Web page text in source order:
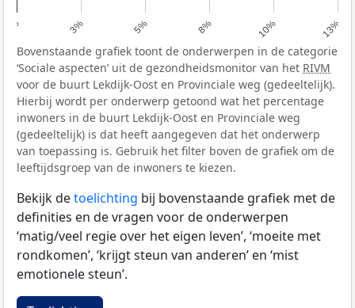
0% 3% 5% 8% 10% 13%
Bovenstaande grafiek toont de onderwerpen in de categorie
‘Sociale aspecten’ uit de gezondheidsmonitor van het RIVM
voor de buurt Lekdijk-Oost en Provinciale weg (gedeeltelijk).
Hierbij wordt per onderwerp getoond wat het percentage
inwoners in de buurt Lekdijk-Oost en Provinciale weg
(gedeeltelijk) is dat heeft aangegeven dat het onderwerp
van toepassing is. Gebruik het filter boven de grafiek om de
leeftijdsgroep van de inwoners te kiezen.
Bekijk detoelichting bij bovenstaande grafiek met de
definities en de vragen voor de onderwerpen
‘matig/veel regie over het eigen leven’, ‘moeite met
rondkomen’, ‘krijgt steun van anderen’ en ‘mist
emotionele steun’.